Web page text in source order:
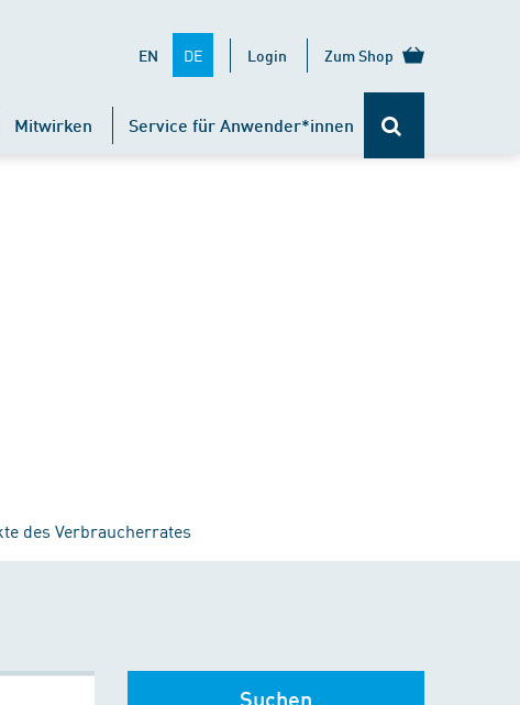
EN DE Login Zum Shop
Mitwirken Service für Anwender*innen
des Verbraucherrates
Suchen